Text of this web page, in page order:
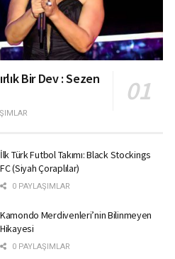
Bir Dev : Sezen
İlk Türk Futbol Takımı: Black Stockings
FC (Siyah Çoraplılar)
0 PAYLAŞIMLAR
Kamondo Merdivenleri’nin Bilinmeyen
Hikayesi
0 PAYLAŞIMLAR